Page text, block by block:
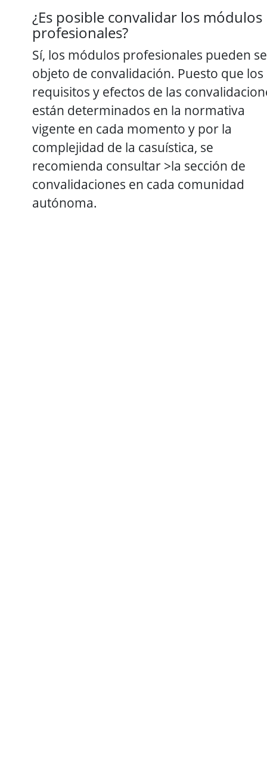
¿Es posible convalidar los módulos
profesionales?
Sí, los módulos profesionales pueden
objeto de convalidación. Puesto que los
requisitos y efectos de las
están determinados en la normativa
vigente en cada momento y por la
complejidad de la casuística, se
recomienda consultar >la sección de
convalidaciones en cada comunidad
autónoma.